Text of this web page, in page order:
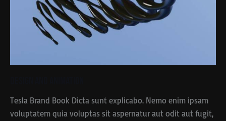
Tesla Brand Book Dicta sunt explicabo. Nemo enim ipsam
voluptatem quia voluptas sit aspernatur aut odit aut fugit,